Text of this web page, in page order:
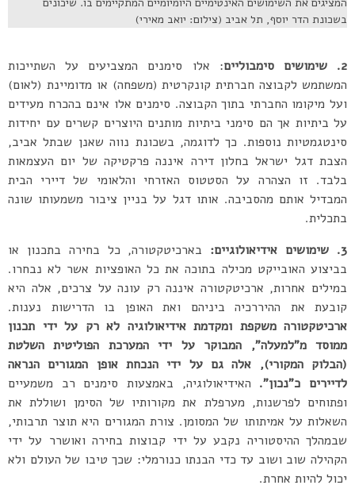
בשכונת הדר יוסף, תל אביב (צילום: יואב מאירי)
2. שימושים סימבוליים
: אלו סימנים המצביעים על השתייכות
המשתמש לקבוצה חברתית קונקרטית (משפחה) או מדומיינת (לאום)
ועל מיקומו החברתי בתוך הקבוצה. סימנים אלו אינם בהכרח מעידים
על ביתיות אך הם סימני ביתיות מותנים היוצרים קשרים עם יחידות
סינטגמטיות נוספות. כך לדוגמה, בשכונת נווה שאנן שבתל אביב,
הצבת דגל ישראל בחלון דירה איננה פרקטיקה של יום העצמאות
בלבד. זו הצהרה על הסטטוס האזרחי והלאומי של דיירי הבית
המבדיל אותם מהסביבה. אותו דגל על בניין ציבור משמעותו שונה
בתכלית.
3. שימושים אידיאולוגיים:
בארכיטקטורה, כל בחירה בתכנון או
בביצוע האובייקט מכילה בתוכה את כל האופציות אשר לא נבחרו.
במילים אחרות, ארכיטקטורה איננה רק עונה על צרכים, אלה היא
קובעת את ההיררכיה ביניהם ואת האופן בו הדרישות נענות.
ארכיטקטורה משקפת ומקדמת אידיאולוגיה לא רק על ידי תכנון
ממוסד מ”למעלה”, המבוקר על ידי המערכת הפוליטית השלטת
(הבלוק המקורי), אלה גם על ידי הנכחת אופן המגורים הנראה
לדיירים כ”נכון”. האידיאולוגיה, באמצעות סימנים רב משמעיים
ופתוחים לפרשנות, מערפלת את מקורותיו של הסימן ושוללת את
השאלות על אמיתותו של המסומן. צורת המגורים היא תוצר תרבותי,
שבמהלך ההיסטוריה נקבע על ידי קבוצות בחירה ואושרר על ידי
הקהילה שוב ושוב עד כדי הבנתו כנורמלי: שכך טיבו של העולם ולא
יכול להיות אחרת.